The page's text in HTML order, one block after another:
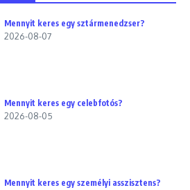
Mennyit keres egy sztármenedzser?
2026-08-07
Mennyit keres egy celebfotós?
2026-08-05
Mennyit keres egy személyi asszisztens?